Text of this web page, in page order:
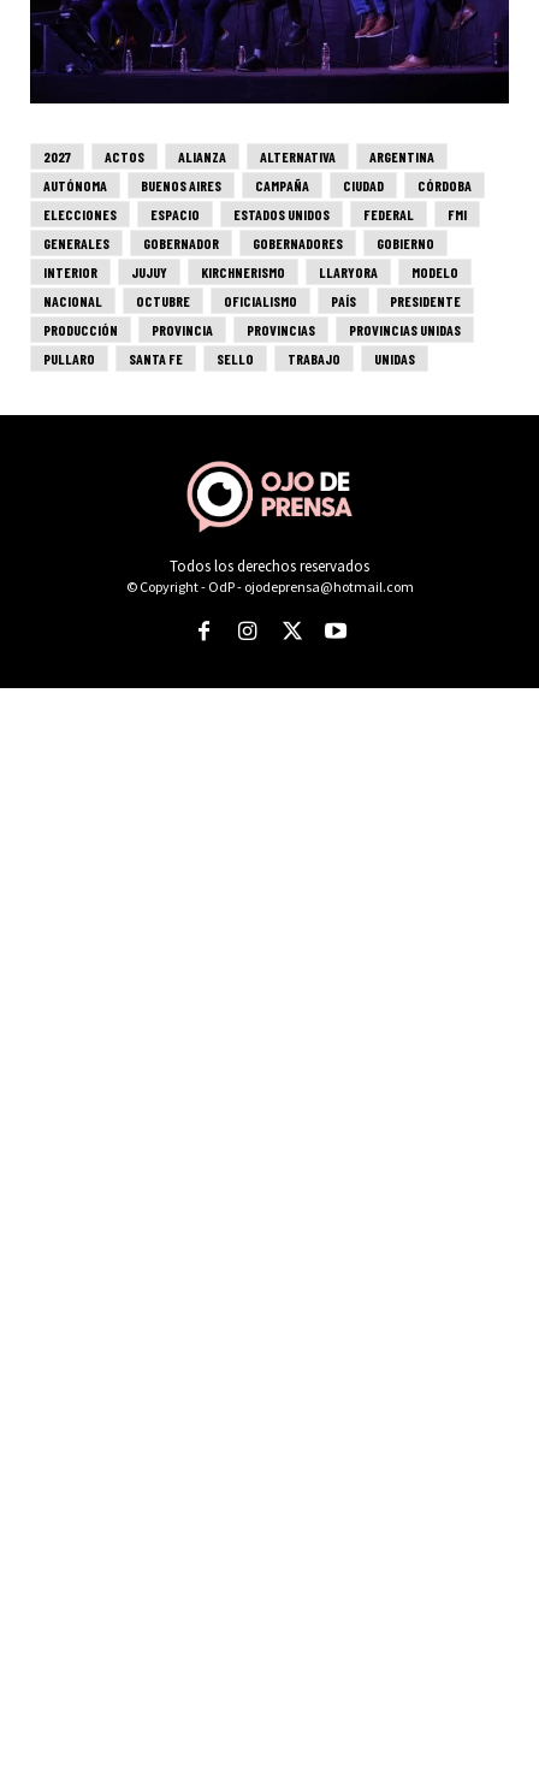
Todos los derechos reservados
© Copyright - OdP - ojodeprensa@hotmail.com